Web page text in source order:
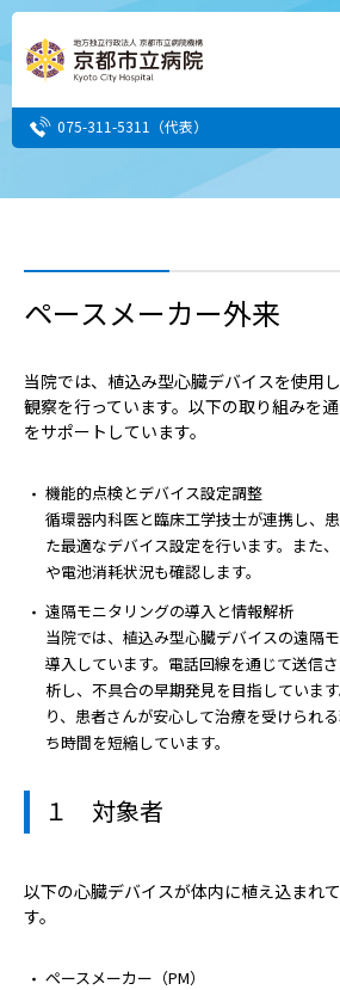
075-311-5311 （代表）
当院へ就職希望の方
病院の概要
当院の魅力
よくある質問
ご意見箱
ペースメーカー外来
当院では、植込み型心臓デバイスを使用
観察を行っています。以下の取り組みを
をサポートしています。
機能的点検とデバイス設定調整
循環器内科医と臨床工学技士が連携し、
た最適なデバイス設定を行います。また
や電池消耗状況も確認します。
遠隔モニタリングの導入と情報解析
当院では、植込み型心臓デバイスの遠隔
導入しています。電話回線を通じて送信
析し、不具合の早期発見を目指していま
り、患者さんが安心して治療を受けられ
ち時間を短縮しています。
１ 対象者
以下の心臓デバイスが体内に植え込まれ
す。
ペースメーカー（PM）